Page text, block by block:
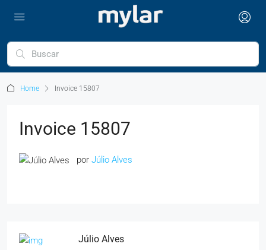
Home Invoice 15807
Invoice 15807
por Júlio Alves
Júlio Alves